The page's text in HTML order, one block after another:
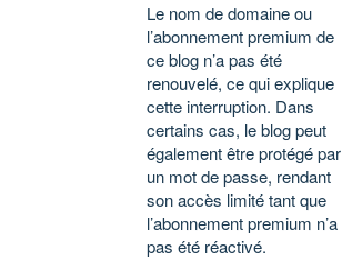
Le nom de domaine ou
l’abonnement premium de
ce blog n’a pas été
renouvelé, ce qui explique
cette interruption. Dans
certains cas, le blog peut
également être protégé par
un mot de passe, rendant
son accès limité tant que
l’abonnement premium n’a
pas été réactivé.